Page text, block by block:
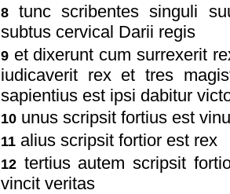
8
tunc scribentes singuli
subtus cervical Darii regis
9 et dixerunt cum surrexerit
iudicaverit rex et tres
sapientius est ipsi dabitur
10 unus scripsit fortius est
11 alius scripsit fortior est rex
12 tertius autem scripsit
vincit veritas